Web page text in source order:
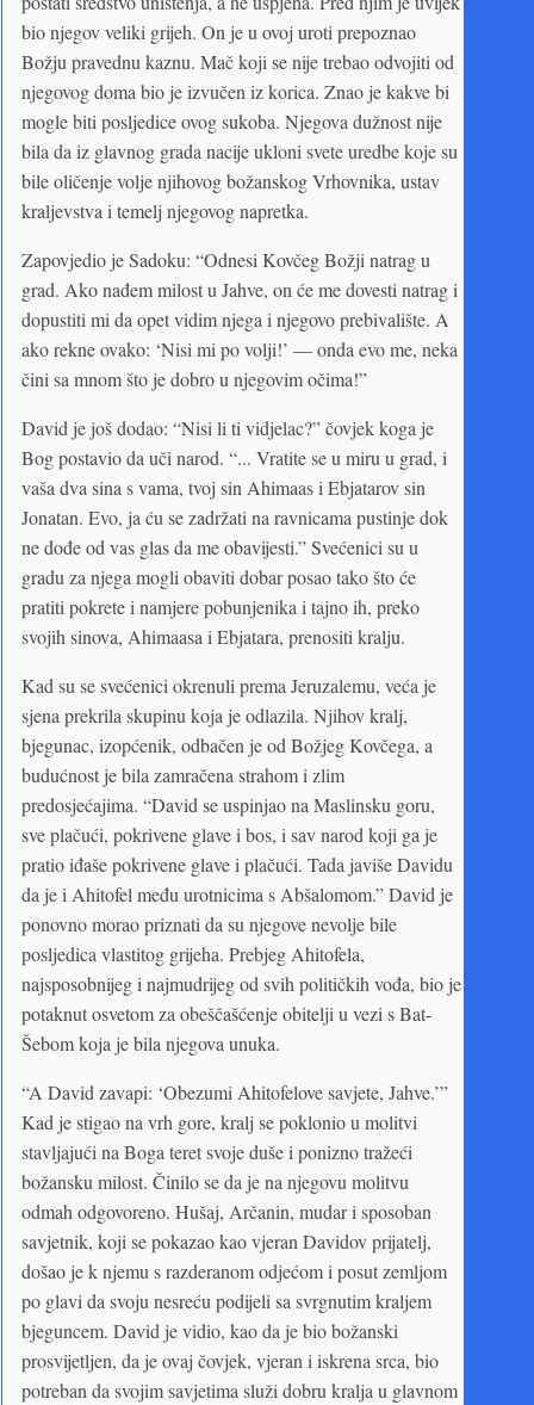
bio njegov veliki grijeh. On je u ovoj uroti prepoznao
Božju pravednu kaznu. Mač koji se nije trebao odvojiti od
njegovog doma bio je izvučen iz korica. Znao je kakve bi
mogle biti posljedice ovog sukoba. Njegova dužnost nije
bila da iz glavnog grada nacije ukloni svete uredbe koje su
bile oličenje volje njihovog božanskog Vrhovnika, ustav
kraljevstva i temelj njegovog napretka.
Zapovjedio je Sadoku: “Odnesi Kovčeg Božji natrag u
grad. Ako nađem milost u Jahve, on će me dovesti natrag i
dopustiti mi da opet vidim njega i njegovo prebivalište. A
ako rekne ovako: ‘Nisi mi po volji!’ — onda evo me, neka
čini sa mnom što je dobro u njegovim očima!”
David je još dodao: “Nisi li ti vidjelac?” čovjek koga je
Bog postavio da uči narod. “... Vratite se u miru u grad, i
vaša dva sina s vama, tvoj sin Ahimaas i Ebjatarov sin
Jonatan. Evo, ja ću se zadržati na ravnicama pustinje dok
ne dođe od vas glas da me obavijesti.” Svećenici su u
gradu za njega mogli obaviti dobar posao tako što će
pratiti pokrete i namjere pobunjenika i tajno ih, preko
svojih sinova, Ahimaasa i Ebjatara, prenositi kralju.
Kad su se svećenici okrenuli prema Jeruzalemu, veća je
sjena prekrila skupinu koja je odlazila. Njihov kralj,
bjegunac, izopćenik, odbačen je od Božjeg Kovčega, a
budućnost je bila zamračena strahom i zlim
predosjećajima. “David se uspinjao na Maslinsku goru,
sve plačući, pokrivene glave i bos, i sav narod koji ga je
pratio iđaše pokrivene glave i plačući. Tada javiše Davidu
da je i Ahitofel među urotnicima s Abšalomom.” David je
ponovno morao priznati da su njegove nevolje bile
posljedica vlastitog grijeha. Prebjeg Ahitofela,
najsposobnijeg i najmudrijeg od svih političkih vođa, bio je
potaknut osvetom za obeščašćenje obitelji u vezi s Bat-
Šebom koja je bila njegova unuka.
“A David zavapi: ‘Obezumi Ahitofelove savjete, Jahve.’”
Kad je stigao na vrh gore, kralj se poklonio u molitvi
stavljajući na Boga teret svoje duše i ponizno tražeći
božansku milost. Činilo se da je na njegovu molitvu
odmah odgovoreno. Hušaj, Arčanin, mudar i sposoban
savjetnik, koji se pokazao kao vjeran Davidov prijatelj,
došao je k njemu s razderanom odjećom i posut zemljom
po glavi da svoju nesreću podijeli sa svrgnutim kraljem
bjeguncem. David je vidio, kao da je bio božanski
prosvijetljen, da je ovaj čovjek, vjeran i iskrena srca, bio
potreban da svojim savjetima služi dobru kralja u glavnom